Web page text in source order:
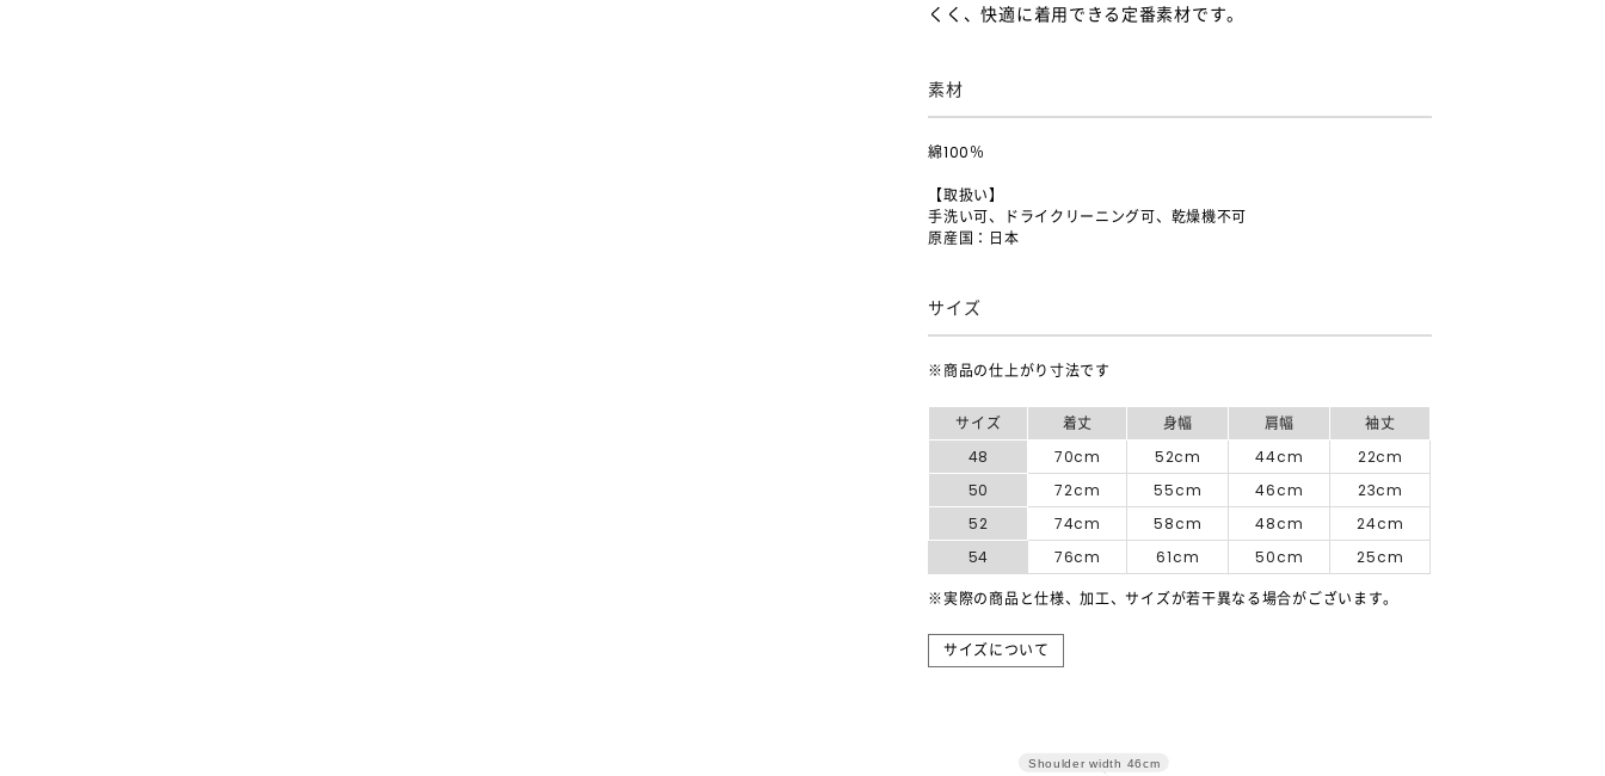
くく、快適に着用できる定番素材です。
素材
綿100％
【取扱い】
手洗い可、ドライクリーニング可、乾燥機不可
原産国：日本
サイズ
※商品の仕上がり寸法です
サイズ 着丈 身幅 肩幅
袖丈
48
70cm 52cm 44cm
22cm
50
72cm 55cm 46cm
23cm
52
74cm 58cm 48cm
24cm
54
76cm 61cm 50cm 25cm
※実際の商品と仕様、加工、サイズが若干異なる場合がございます。
サイズについて
Shoulder width 46cm